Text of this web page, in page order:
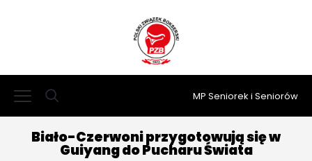
MP Seniorek i Seniorów
Biało-Czerwoni przygotowują się w
Guiyang do Pucharu Świata